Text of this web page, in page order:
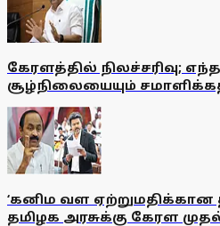
கேரளத்தில் நிலச்சரிவு;
சூழ்நிலையையும்
‘கனிம வள ஏற்றுமதிக்கான
தமிழக அரசுக்கு கேரள